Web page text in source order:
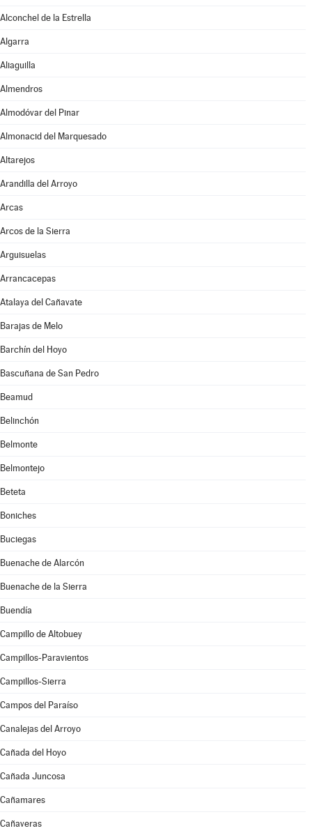
Alconchel de la Estrella
Algarra
Aliaguilla
Almendros
Almodóvar del Pinar
Almonacid del Marquesado
Altarejos
Arandilla del Arroyo
Arcas
Arcos de la Sierra
Arguisuelas
Arrancacepas
Atalaya del Cañavate
Barajas de Melo
Barchín del Hoyo
Bascuñana de San Pedro
Beamud
Belinchón
Belmonte
Belmontejo
Beteta
Boniches
Buciegas
Buenache de Alarcón
Buenache de la Sierra
Buendía
Campillo de Altobuey
Campillos-Paravientos
Campillos-Sierra
Campos del Paraíso
Canalejas del Arroyo
Cañada del Hoyo
Cañada Juncosa
Cañamares
Cañaveras